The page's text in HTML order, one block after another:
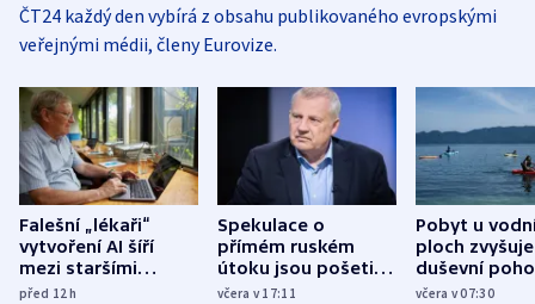
ČT24 každý den vybírá z obsahu publikovaného evropskými
veřejnými médii, členy Eurovize.
Falešní „lékaři“
vytvoření AI šíří
mezi staršími
Poláky nebezpečné
před 12h
Spekulace o
přímém ruském
útoku jsou pošetilé,
míní estonský
včera v 17:11
Pobyt u
ploch zvyšuje
duševní
ukázala
včera v 07:30